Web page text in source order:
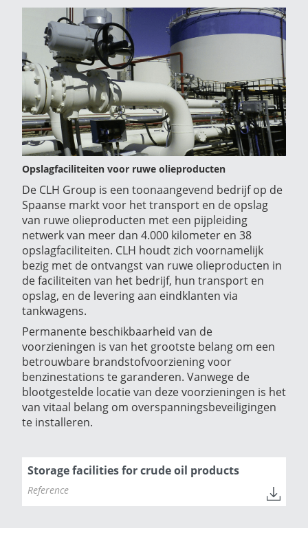
Opslagfaciliteiten voor ruwe olieproducten
De CLH Group is een toonaangevend bedrijf op de
Spaanse markt voor het transport en de opslag
van ruwe olieproducten met een pijpleiding
netwerk van meer dan 4.000 kilometer en 38
opslagfaciliteiten. CLH houdt zich voornamelijk
bezig met de ontvangst van ruwe olieproducten in
de faciliteiten van het bedrijf, hun transport en
opslag, en de levering aan eindklanten via
tankwagens.
Permanente beschikbaarheid van de
voorzieningen is van het grootste belang om een ​​
betrouwbare brandstofvoorziening voor
benzinestations te garanderen. Vanwege de
blootgestelde locatie van deze voorzieningen is het
van vitaal belang om overspanningsbeveiligingen
te installeren.
Storage facilities for crude oil products
Reference